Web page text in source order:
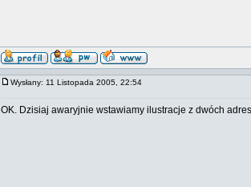
Wysłany: 11 Listopada 2005, 22:54
OK. Dzisiaj awaryjnie wstawiamy ilustracje z dwóch